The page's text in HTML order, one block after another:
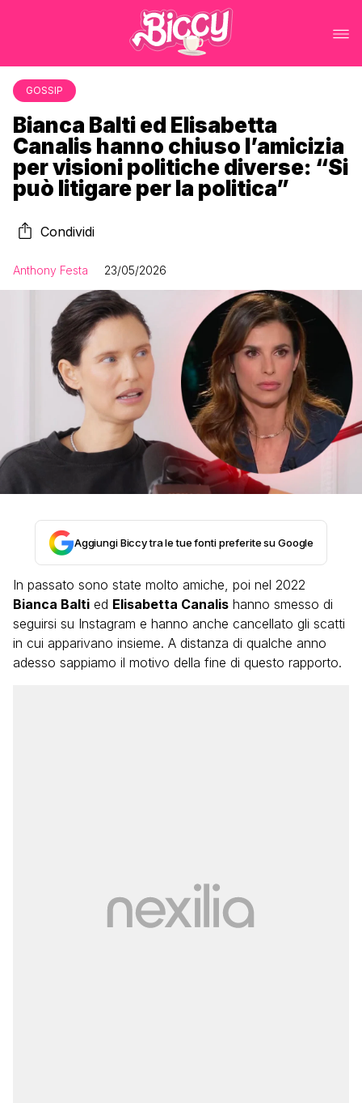
GOSSIP
Bianca Balti ed Elisabetta
Canalis hanno chiuso l’amicizia
per visioni politiche diverse: “Si
può litigare per la politica”
Condividi
Anthony Festa 23/05/2026
Aggiungi Biccy tra le tue fonti preferite su Google
In passato sono state molto amiche, poi nel 2022
Bianca Balti ed Elisabetta Canalis hanno smesso di
seguirsi su Instagram e hanno anche cancellato gli scatti
in cui apparivano insieme. A distanza di qualche anno
adesso sappiamo il motivo della fine di questo rapporto.